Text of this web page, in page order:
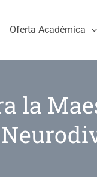
Oferta Académica
la